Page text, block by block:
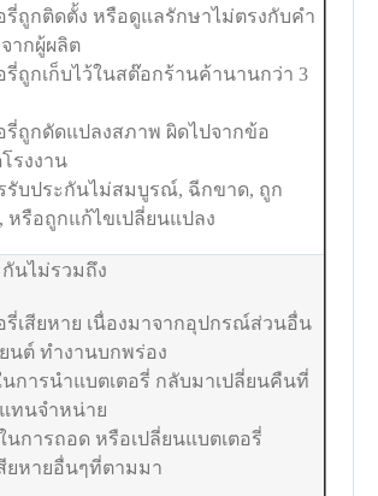
รี่ถูกติดตั้ง หรือดูแลรักษาไม่ตรงกับคำ
ากผู้ผลิต
รี่ถูกเก็บไว้ในสต๊อกร้านค้านานกว่า 3
รี่ถูกดัดแปลงสภาพ ผิดไปจากข้อ
รงงาน
รับประกันไม่สมบูรณ์, ฉีกขาด, ถูก
หรือถูกแก้ไขเปลี่ยนแปลง
นไม่รวมถึง
รี่เสียหาย เนื่องมาจากอุปกรณ์ส่วนอื่น
นต์ ทำงานบกพร่อง
การนำแบตเตอรี่ กลับมาเปลี่ยนคืนที่
ทนจำหน่าย
นการถอด หรือเปลี่ยนแบตเตอรี่
ยหายอื่นๆที่ตามมา